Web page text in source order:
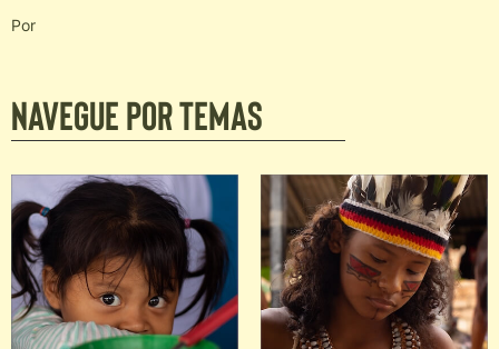
Por
Navegue por temas